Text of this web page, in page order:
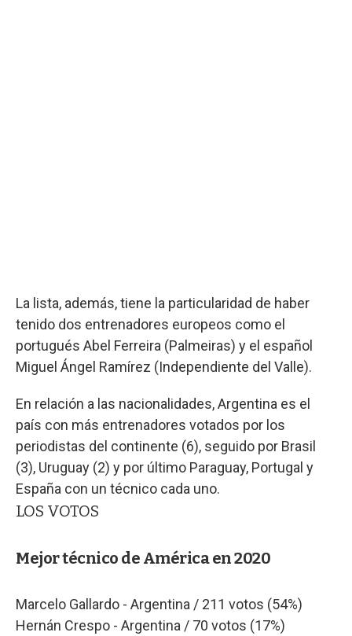
La lista, además, tiene la particularidad de haber
tenido dos entrenadores europeos como el
portugués Abel Ferreira (Palmeiras) y el español
Miguel Ángel Ramírez (Independiente del Valle).
En relación a las nacionalidades, Argentina es el
país con más entrenadores votados por los
periodistas del continente (6), seguido por Brasil
(3), Uruguay (2) y por último Paraguay, Portugal y
España con un técnico cada uno.
LOS VOTOS
Mejor técnico de América en 2020
Marcelo Gallardo - Argentina / 211 votos (54%)
Hernán Crespo - Argentina / 70 votos (17%)